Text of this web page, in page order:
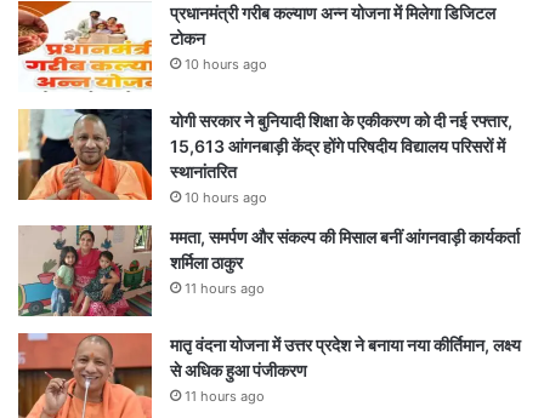
प्रधानमंत्री गरीब कल्याण अन्न योजना में मिलेगा डिजिटल
टोकन
10 hours ago
योगी सरकार ने बुनियादी शिक्षा के एकीकरण को दी नई रफ्तार,
15,613 आंगनबाड़ी केंद्र होंगे परिषदीय विद्यालय परिसरों में
स्थानांतरित
10 hours ago
ममता, समर्पण और संकल्प की मिसाल बनीं आंगनवाड़ी कार्यकर्ता
शर्मिला ठाकुर
11 hours ago
मातृ वंदना योजना में उत्तर प्रदेश ने बनाया नया कीर्तिमान, लक्ष्य
से अधिक हुआ पंजीकरण
11 hours ago